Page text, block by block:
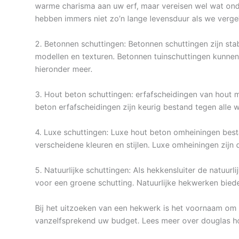
warme charisma aan uw erf, maar vereisen wel wat
hebben immers niet zo’n lange levensduur als we
2. Betonnen schuttingen: Betonnen schuttingen zijn
modellen en texturen. Betonnen tuinschuttingen
hieronder meer.
3. Hout beton schuttingen: erfafscheidingen van hout
beton erfafscheidingen zijn keurig bestand tegen alle
4. Luxe schuttingen: Luxe hout beton omheiningen
verscheidene kleuren en stijlen. Luxe omheiningen
5. Natuurlijke schuttingen: Als hekkensluiter de
voor een groene schutting. Natuurlijke hekwerken
Bij het uitzoeken van een hekwerk is het voornaam
vanzelfsprekend uw budget. Lees meer over douglas